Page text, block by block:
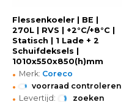
Flessenkoeler | BE |
270L | RVS | +2°C/+8°C |
Statisch | 1 Lade + 2
Schuifdeksels |
1010x550x850(h)mm
• Merk: Coreco
• voorraad controleren
• Levertijd: zoeken